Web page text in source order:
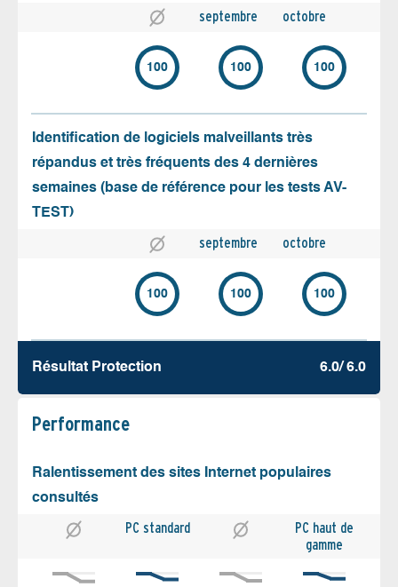
septembre octobre
100 100 100
Identification de logiciels malveillants très
répandus et très fréquents des 4 dernières
semaines (base de référence pour les tests AV-
TEST)
septembre octobre
100 100 100
Résultat Protection 6.0/ 6.0
Performance
Ralentissement des sites Internet populaires
consultés
PC standard
PC haut de
gamme